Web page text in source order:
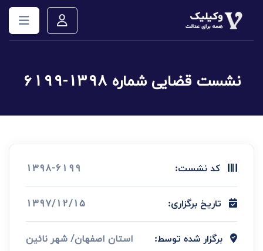
نشست قضایی شماره 1398-6199
کد نشست: 1398-6199
تاریخ برگزاری: 1397/12/15
برگزار شده توسط: استان اصفهان/ شهر نائین